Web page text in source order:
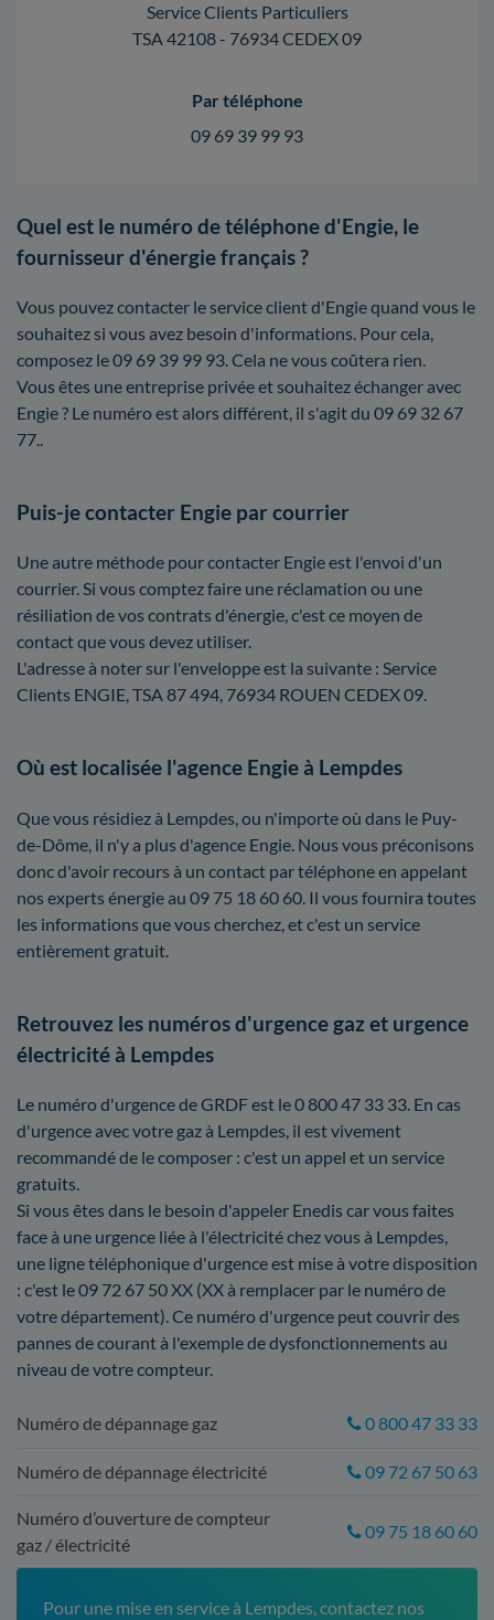
Service Clients Particuliers
TSA 42108 - 76934 CEDEX 09
Par téléphone
09 69 39 99 93
Quel est le numéro de téléphone d'Engie, le
fournisseur d'énergie français ?
Vous pouvez contacter le service client d'Engie quand vous le
souhaitez si vous avez besoin d'informations. Pour cela,
composez le 09 69 39 99 93. Cela ne vous coûtera rien.
Vous êtes une entreprise privée et souhaitez échanger avec
Engie ? Le numéro est alors différent, il s'agit du 09 69 32 67
77..
Puis-je contacter Engie par courrier
Une autre méthode pour contacter Engie est l'envoi d'un
courrier. Si vous comptez faire une réclamation ou une
résiliation de vos contrats d'énergie, c'est ce moyen de
contact que vous devez utiliser.
L'adresse à noter sur l'enveloppe est la suivante : Service
Clients ENGIE, TSA 87 494, 76934 ROUEN CEDEX 09.
Où est localisée l'agence Engie à Lempdes
Que vous résidiez à Lempdes, ou n'importe où dans le Puy-
de-Dôme, il n'y a plus d'agence Engie. Nous vous préconisons
donc d'avoir recours à un contact par téléphone en appelant
nos experts énergie au 09 75 18 60 60. Il vous fournira toutes
les informations que vous cherchez, et c'est un service
entièrement gratuit.
Retrouvez les numéros d'urgence gaz et urgence
électricité à Lempdes
Le numéro d'urgence de GRDF est le 0 800 47 33 33. En cas
d'urgence avec votre gaz à Lempdes, il est vivement
recommandé de le composer : c'est un appel et un service
gratuits.
Si vous êtes dans le besoin d'appeler Enedis car vous faites
face à une urgence liée à l'électricité chez vous à Lempdes,
une ligne téléphonique d'urgence est mise à votre disposition
: c'est le 09 72 67 50 XX (XX à remplacer par le numéro de
votre département). Ce numéro d'urgence peut couvrir des
pannes de courant à l'exemple de dysfonctionnements au
niveau de votre compteur.
Numéro de dépannage gaz 0 800 47 33 33
Numéro de dépannage électricité 09 72 67 50 63
Numéro d’ouverture de compteur
gaz / électricité
09 75 18 60 60
Pour une mise en service à Lempdes, contactez nos